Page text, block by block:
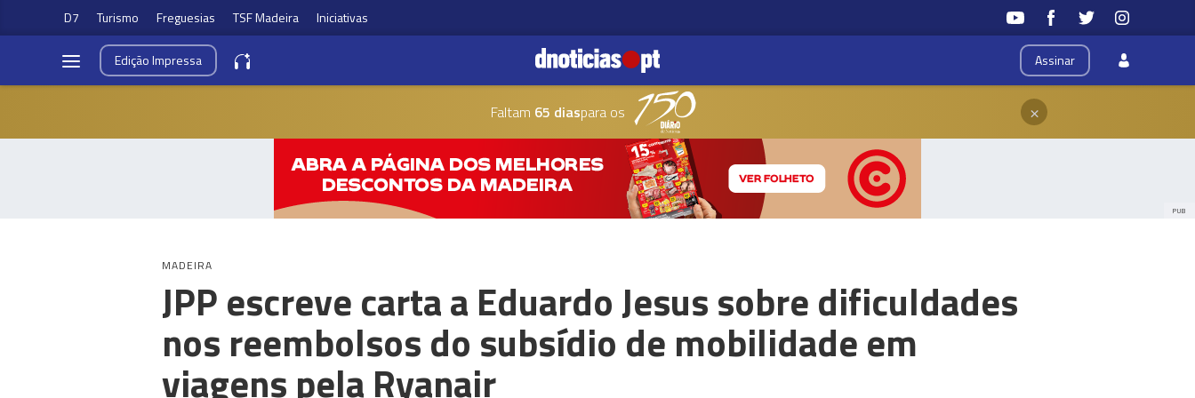
D7 Turismo Freguesias TSF Madeira Iniciativas
Assinar
EdiçãoImpressa
Faltam 65 diaspara os ×
PUB
MADEIRA
JPP escreve carta a Eduardo Jesus sobre dificuldades
nos reembolsos do subsídio de mobilidade em
viagens pela Ryanair